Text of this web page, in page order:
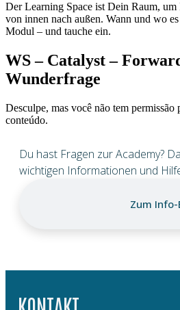
Der Learning Space ist Dein Raum,
von innen nach außen. Wann und wo
Modul – und tauche ein.
WS – Catalyst –
Wunderfrage
Desculpe, mas você não tem permissão
conteúdo.
Du hast Fragen zur Academy?
wichtigen Informationen und
Zum